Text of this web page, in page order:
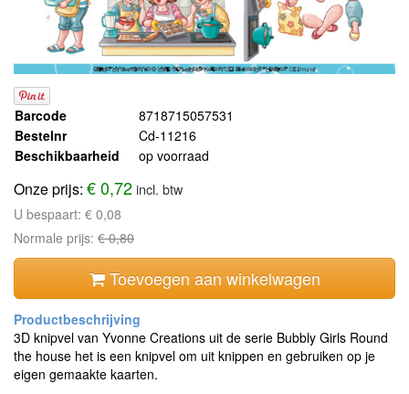
Barcode
8718715057531
Bestelnr
Cd-11216
Beschikbaarheid
op voorraad
Onze prijs: € 0,72incl. btw
U bespaart: € 0,08
Normale prijs: € 0,80
Toevoegen aan winkelwagen
3D knipvel van Yvonne Creations uit de serie Bubbly Girls Round
the house het is een knipvel om uit knippen en gebruiken op je
eigen gemaakte kaarten.